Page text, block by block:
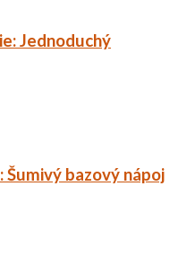
Jednoduchý
Šumivý bazový nápoj